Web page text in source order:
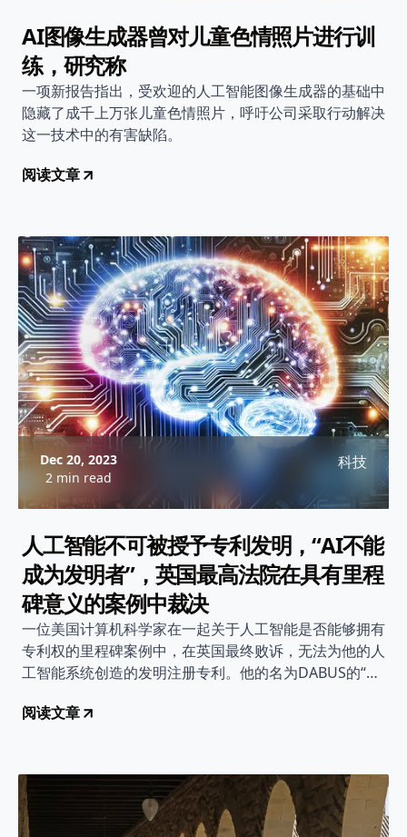
AI图像生成器曾对儿童色情照片进行训
练，研究称
一项新报告指出，受欢迎的人工智能图像生成器的基础中
隐藏了成千上万张儿童色情照片，呼吁公司采取行动解决
这一技术中的有害缺陷。
阅读文章
Dec 20, 2023
2 min read
科技
人工智能不可被授予专利发明，“AI不能
成为发明者”，英国最高法院在具有里程
碑意义的案例中裁决
一位美国计算机科学家在一起关于人工智能是否能够拥有
专利权的里程碑案例中，在英国最终败诉，无法为他的人
工智能系统创造的发明注册专利。他的名为DABUS的“创
利注册审核，因为发明者必须是自然人或企业，而不是机
阅读文章